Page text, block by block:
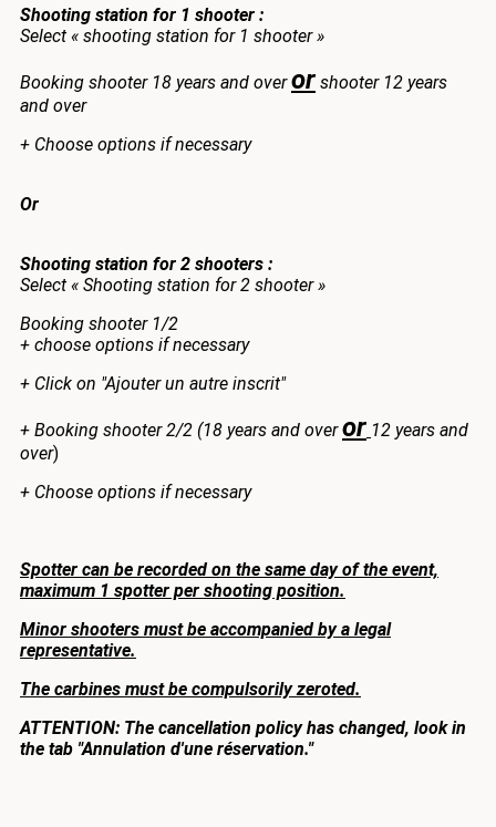
Shooting station for 1 shooter :
Select « shooting station for 1 shooter »
Booking shooter 18 years and overor shooter 12 years
and over
+ Choose options if necessary
Or
Shooting station for 2 shooters :
Select « Shooting station for 2 shooter »
Booking shooter 1/2
+ choose options if necessary
+ Click on "Ajouter un autre inscrit"
+ Booking shooter 2/2 (18 years and overor 12 years and
over)
+ Choose options if necessary
Spotter can be recorded on the same day of the event,
maximum 1 spotter per shooting position.
Minor shooters must be accompanied by a legal
representative.
The carbines must be compulsorily zeroted.
ATTENTION: The cancellation policy has changed, look in
the tab "Annulation d'une réservation."